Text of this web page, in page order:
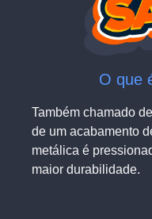
O que
Também chamado
de um acabamento
metálica é
maior durabilidade.